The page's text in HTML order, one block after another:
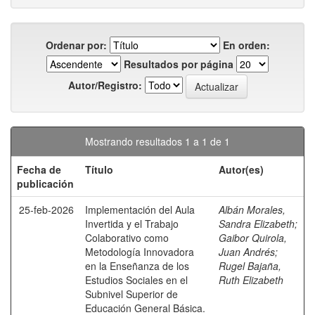
Ordenar por:
En orden:
Resultados por página
Autor/Registro:
Mostrando resultados 1 a 1 de 1
Fecha de
publicación
Título Autor(es)
25-feb-2026
Implementación del Aula
Invertida y el Trabajo
Colaborativo como
Metodología Innovadora
en la Enseñanza de los
Estudios Sociales en el
Subnivel Superior de
Educación General Básica.
Albán Morales,
Sandra Elizabeth;
Gaibor Quirola,
Juan Andrés;
Rugel Bajaña,
Ruth Elizabeth